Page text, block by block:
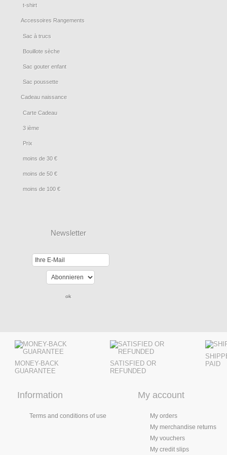
t-shirt
Accessoires Rangements
Sac à trucs
Bouillote sèche
Sac gouter enfant
Sac poussette
Cadeau naissance
Carte Cadeau
3 ième
Prix
moins de 30 €
moins de 50 €
moins de 100 €
Newsletter
MONEY-BACK
GUARANTEE
SATISFIED OR
REFUNDED
PAID
Information
Terms and conditions of use
My account
My orders
My merchandise returns
My vouchers
My credit slips